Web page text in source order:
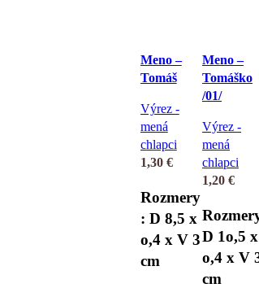
Meno –
Tomáš
Výrez -
mená
chlapci
1,30 €
Rozmery
: D 8,5 x
o,4 x V 3
cm
Meno –
Tomáško
/01/
Výrez -
mená
chlapci
1,20 €
D 1o,5 x
o,4 x V
cm